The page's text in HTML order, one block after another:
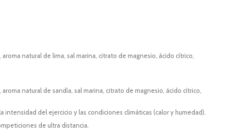
natural de lima, sal marina, citrato de magnesio, ácido cítrico,
natural de sandía, sal marina, citrato de magnesio, ácido cítrico,
del ejercicio y las condiciones climáticas (calor y humedad).
de ultra distancia.